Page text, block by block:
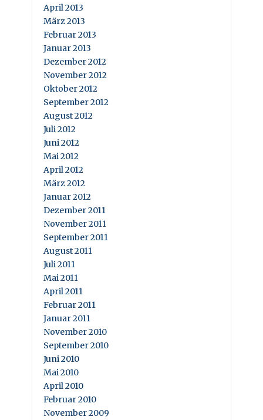
April 2013
März 2013
Februar 2013
Januar 2013
Dezember 2012
November 2012
Oktober 2012
September 2012
August 2012
Juli 2012
Juni 2012
Mai 2012
April 2012
März 2012
Januar 2012
Dezember 2011
November 2011
September 2011
August 2011
Juli 2011
Mai 2011
April 2011
Februar 2011
Januar 2011
November 2010
September 2010
Juni 2010
Mai 2010
April 2010
Februar 2010
November 2009